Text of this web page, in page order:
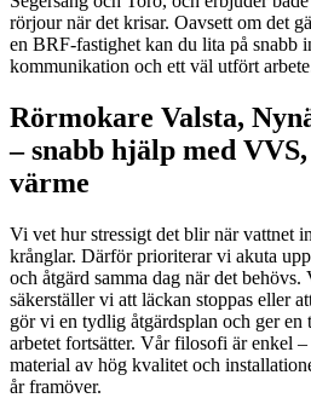
rörjour när det krisar. Oavsett om det
en BRF-fastighet kan du lita på snabb
kommunikation och ett väl utfört
Rörmokare Valsta,
– snabb hjälp med
värme
Vi vet hur stressigt det blir när vattnet
krånglar. Därför prioriterar vi akuta
och åtgärd samma dag när det
säkerställer vi att läckan stoppas eller
gör vi en tydlig åtgärdsplan och ger en
arbetet fortsätter. Vår filosofi är enkel
material av hög kvalitet och
år framöver.